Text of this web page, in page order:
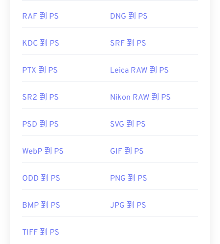
RAF 到 PS DNG 到 PS
KDC 到 PS SRF 到 PS
PTX 到 PS Leica RAW 到 PS
SR2 到 PS Nikon RAW 到 PS
PSD 到 PS SVG 到 PS
WebP 到 PS GIF 到 PS
ODD 到 PS PNG 到 PS
BMP 到 PS JPG 到 PS
TIFF 到 PS